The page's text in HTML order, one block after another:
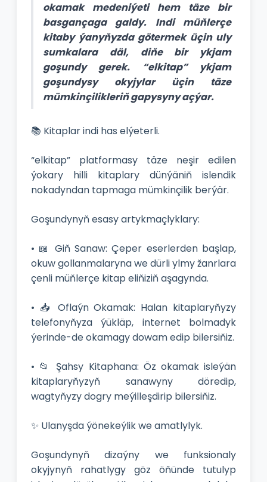
okamak medeniýeti hem täze bir
basgançaga galdy. Indi müňlerçe
kitaby ýanyňyzda götermek üçin uly
sumkalara däl, diňe bir ykjam
goşundy gerek. “elkitap” ykjam
goşundysy okyjylar üçin täze
mümkinçilikleriň gapysyny açýar.
📚 Kitaplar indi has elýeterli.
“elkitap” platformasy täze neşir edilen
ýokary hilli kitaplary dünýäniň islendik
nokadyndan tapmaga mümkinçilik berýär.
Goşundynyň esasy artykmaçlyklary:
• 📖 Giň Sanaw: Çeper eserlerden başlap,
okuw gollanmalaryna we dürli ylmy žanrlara
çenli müňlerçe kitap eliňiziň aşagynda.
• 📥 Oflaýn Okamak: Halan kitaplaryňyzy
telefonyňyza ýükläp, internet bolmadyk
ýerinde-de okamagy dowam edip bilersiňiz.
• 📂 Şahsy Kitaphana: Öz okamak isleýän
kitaplaryňyzyň sanawyny döredip,
wagtyňyzy dogry meýilleşdirip bilersiňiz.
✨ Ulanyşda ýönekeýlik we amatlylyk.
Goşundynyň dizaýny we funksionaly
okyjynyň rahatlygy göz öňünde tutulyp